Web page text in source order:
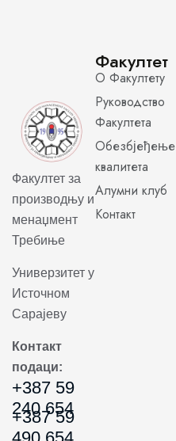
Факултет за
производњу и
менаџмент
Требиње
Универзитет у
Источном
Сарајеву
Контакт
подаци:
+387 59
240 654
+387 59
Факултет
О Факултету
Руководство
Факултета
Обезбјеђење
квалитета
Алумни клуб
Контакт